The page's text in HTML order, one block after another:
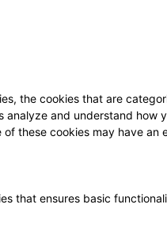
the cookies that are
and understand how
these cookies may have an
that ensures basic